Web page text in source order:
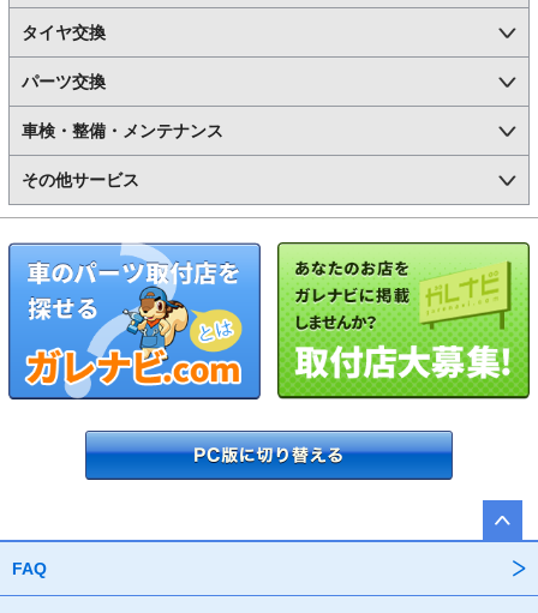
タイヤ交換
パーツ交換
車検・整備・メンテナンス
その他サービス
FAQ